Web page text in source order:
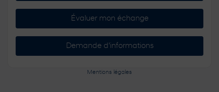
Évaluer mon échange
Demande d'informations
Mentions légales